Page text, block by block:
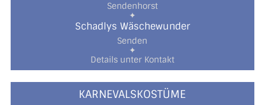
Sendenhorst
✦
Schadlys Wäschewunder
Senden
✦
Details unter Kontakt
KARNEVALSKOSTÜME